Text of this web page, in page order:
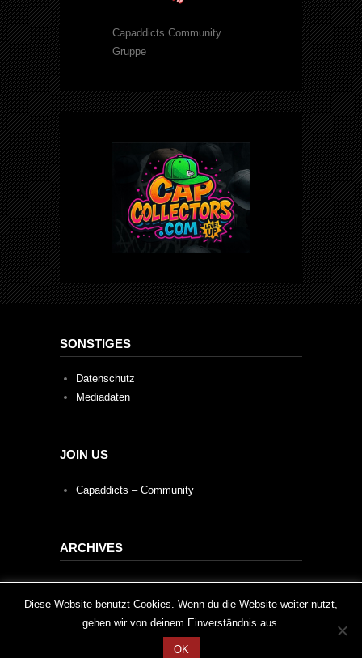
Capaddicts Community
Gruppe
SONSTIGES
Datenschutz
Mediadaten
JOIN US
Capaddicts – Community
ARCHIVES
Archives
This website uses cookies to improve your experience. We'll
assume you're ok with this, but you can opt-out if you wish.
Cookie settings
Diese Website benutzt Cookies. Wenn du die Website weiter nutzt,
gehen wir von deinem Einverständnis aus.
OK